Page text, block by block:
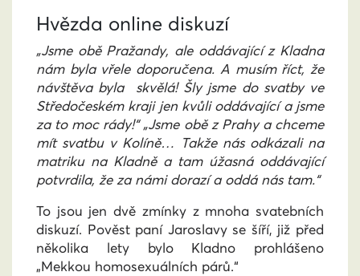
Hvězda online diskuzí
„Jsme obě Pražandy, ale oddávající z Kladna
nám byla vřele doporučena. A musím říct, že
návštěva byla skvělá! Šly jsme do svatby ve
Středočeském kraji jen kvůli oddávající a jsme
za to moc rády!“ „Jsme obě z Prahy a chceme
mít svatbu v Kolíně… Takže nás odkázali na
matriku na Kladně a tam úžasná oddávající
potvrdila, že za námi dorazí a oddá nás tam.“
To jsou jen dvě zmínky z mnoha svatebních
diskuzí. Pověst paní Jaroslavy se šíří, již před
několika lety bylo Kladno prohlášeno
„Mekkou homosexuálních párů.“